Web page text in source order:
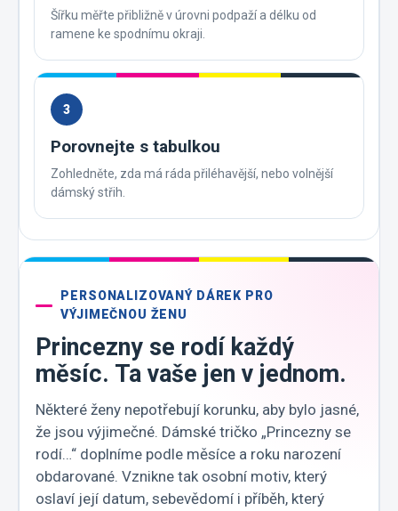
Šířku měřte přibližně v úrovni podpaží a délku od
ramene ke spodnímu okraji.
3
Porovnejte s tabulkou
Zohledněte, zda má ráda přiléhavější, nebo volnější
dámský střih.
PERSONALIZOVANÝ DÁREK PRO
VÝJIMEČNOU ŽENU
Princezny se rodí každý
měsíc. Ta vaše jen v jednom.
Některé ženy nepotřebují korunku, aby bylo jasné,
že jsou výjimečné. Dámské tričko „Princezny se
rodí…“ doplníme podle měsíce a roku narození
obdarované. Vznikne tak osobní motiv, který
oslaví její datum, sebevědomí i příběh, který